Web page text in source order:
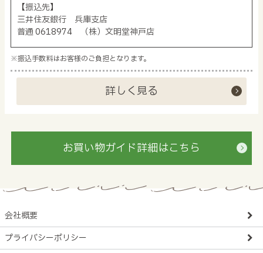
【振込先】
三井住友銀行 兵庫支店
普通 0618974 （株）文明堂神戸店
※振込手数料はお客様のご負担となります。
詳しく見る
お買い物ガイド詳細はこちら
会社概要
プライバシーポリシー